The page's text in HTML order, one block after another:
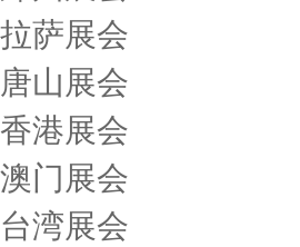
拉萨展会
唐山展会
香港展会
澳门展会
台湾展会